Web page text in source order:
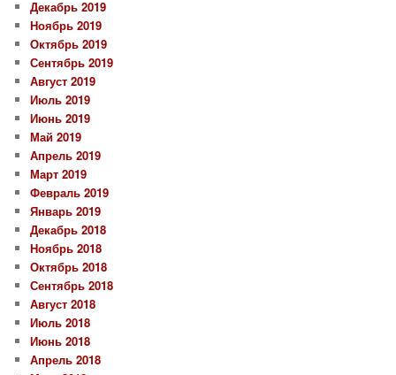
Декабрь 2019
Ноябрь 2019
Октябрь 2019
Сентябрь 2019
Август 2019
Июль 2019
Июнь 2019
Май 2019
Апрель 2019
Март 2019
Февраль 2019
Январь 2019
Декабрь 2018
Ноябрь 2018
Октябрь 2018
Сентябрь 2018
Август 2018
Июль 2018
Июнь 2018
Апрель 2018